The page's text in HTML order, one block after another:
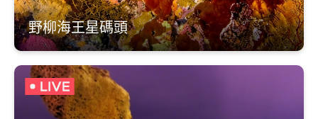
野柳海王星碼頭